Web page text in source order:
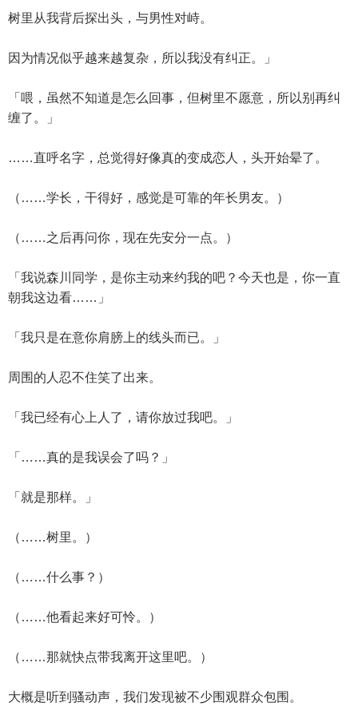
树里从我背后探出头，与男性对峙。
因为情况似乎越来越复杂，所以我没有纠正。」
「喂，虽然不知道是怎么回事，但树里不愿意，所以别再纠
缠了。」
……直呼名字，总觉得好像真的变成恋人，头开始晕了。
（……学长，干得好，感觉是可靠的年长男友。）
（……之后再问你，现在先安分一点。）
「我说森川同学，是你主动来约我的吧？今天也是，你一直
朝我这边看……」
「我只是在意你肩膀上的线头而已。」
周围的人忍不住笑了出来。
「我已经有心上人了，请你放过我吧。」
「……真的是我误会了吗？」
「就是那样。」
（……树里。）
（……什么事？）
（……他看起来好可怜。）
（……那就快点带我离开这里吧。）
大概是听到骚动声，我们发现被不少围观群众包围。